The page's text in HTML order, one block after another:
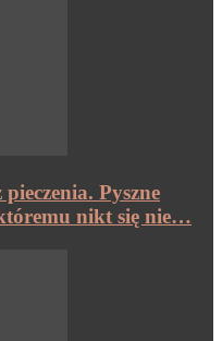
Pyszne
nikt się nie…